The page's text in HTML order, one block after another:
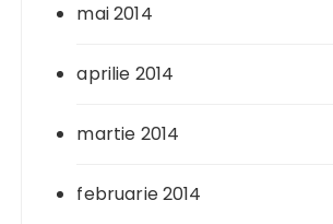
mai 2014
aprilie 2014
martie 2014
februarie 2014